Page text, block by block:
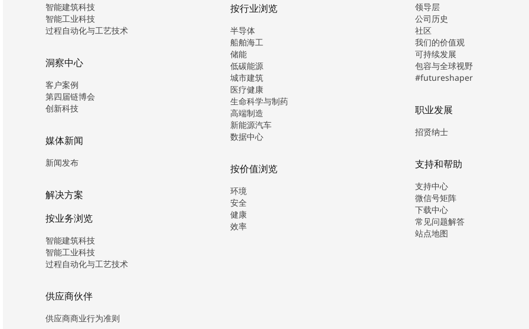
智能建筑科技
智能工业科技
过程自动化与工艺技术
洞察中心
客户案例
第四届链博会
创新科技
媒体新闻
新闻发布
解决方案
按业务浏览
智能建筑科技
智能工业科技
过程自动化与工艺技术
供应商伙伴
供应商商业行为准则
按行业浏览
半导体
船舶海工
储能
低碳能源
城市建筑
医疗健康
生命科学与制药
高端制造
新能源汽车
数据中心
按价值浏览
环境
安全
健康
效率
领导层
公司历史
社区
我们的价值观
可持续发展
包容与全球视野
#futureshaper
职业发展
招贤纳士
支持和帮助
支持中心
微信号矩阵
下载中心
常见问题解答
站点地图